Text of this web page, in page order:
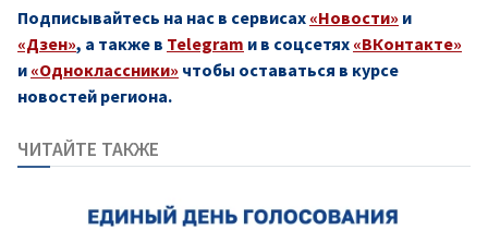
Подписывайтесь на нас в сервисах «Новости» и
«Дзен», а также в Telegram и в соцсетях «ВКонтакте»
и «Одноклассники» чтобы оставаться в курсе
новостей региона.
ЧИТАЙТЕ ТАКЖЕ